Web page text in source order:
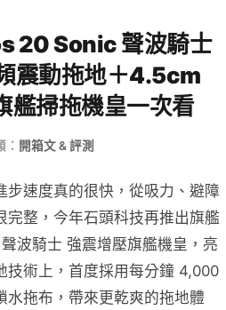
20 Sonic 聲波騎士
震動拖地＋4.5cm
艦掃拖機皇一次看
： 開箱文 & 評測
步速度真的很快，從吸力、避障
完整，今年石頭科技再推出旗艦
波騎士 強震增壓旗艦機皇，亮
技術上，首度採用每分鐘 4,000
水拖布，帶來更乾爽的拖地體